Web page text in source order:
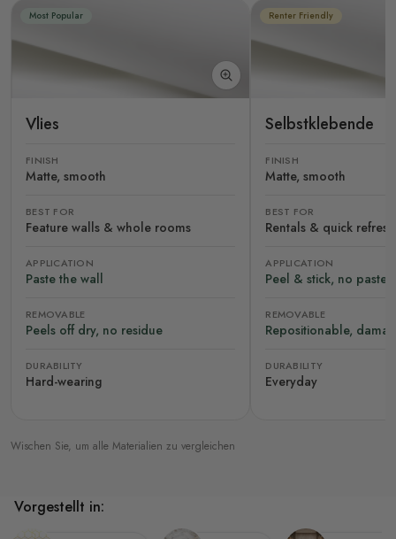
Most Popular
Vlies
FINISH
Matte, smooth
BEST FOR
Feature walls & whole rooms
APPLICATION
Paste the wall
REMOVABLE
Peels off dry, no residue
DURABILITY
Hard-wearing
Renter Friendly
Selbstklebende
FINISH
Matte, smooth
BEST FOR
Rentals & quick
APPLICATION
Peel & stick, no paste
REMOVABLE
Repositionable,
DURABILITY
Everyday
Wischen Sie, um alle Materialien zu vergleichen
Vorgestellt in: